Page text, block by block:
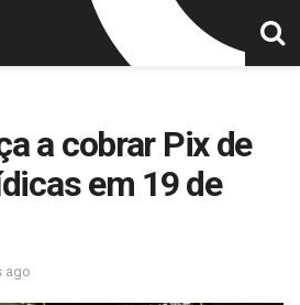
a cobrar Pix de
em 19 de
ago